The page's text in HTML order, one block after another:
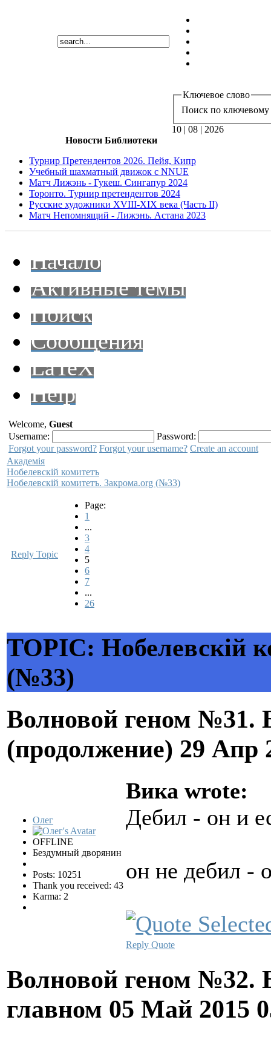
Ключевое слово
Поиск по ключевому
10 | 08 | 2026
Новости Библиотеки
Турнир Претендентов 2026. Пейя, Кипр
Учебный шахматный движок с NNUE
Матч Лижэнь - Гукеш. Сингапур 2024
Торонто. Турнир претендентов 2024
Русские художники XVIII-XIX века (Часть II)
Матч Непомнящий - Лижэнь. Астана 2023
Начало
Активные темы
Поиск
Сообщения
LaTeX
Help
Welcome, Guest
Username:
Password:
Forgot your password? Forgot your username? Create an account
Академiя
Нобелевскiй комитетъ
Нобелевскiй комитетъ. Закрома.org (№33)
Reply Topic
Page:
1
...
3
4
5
6
7
...
26
TOPIC: Нобелевскiй
(№33)
Волновой геном №31.
(продолжение) 29 Апр
Олег
OFFLINE
Бездумный дворянин
Posts: 10251
Thank you received: 43
Karma: 2
Вика wrote:
Дебил - он и
он не дебил -
Reply Quote
Волновой геном №32.
главном 05 Май 2015